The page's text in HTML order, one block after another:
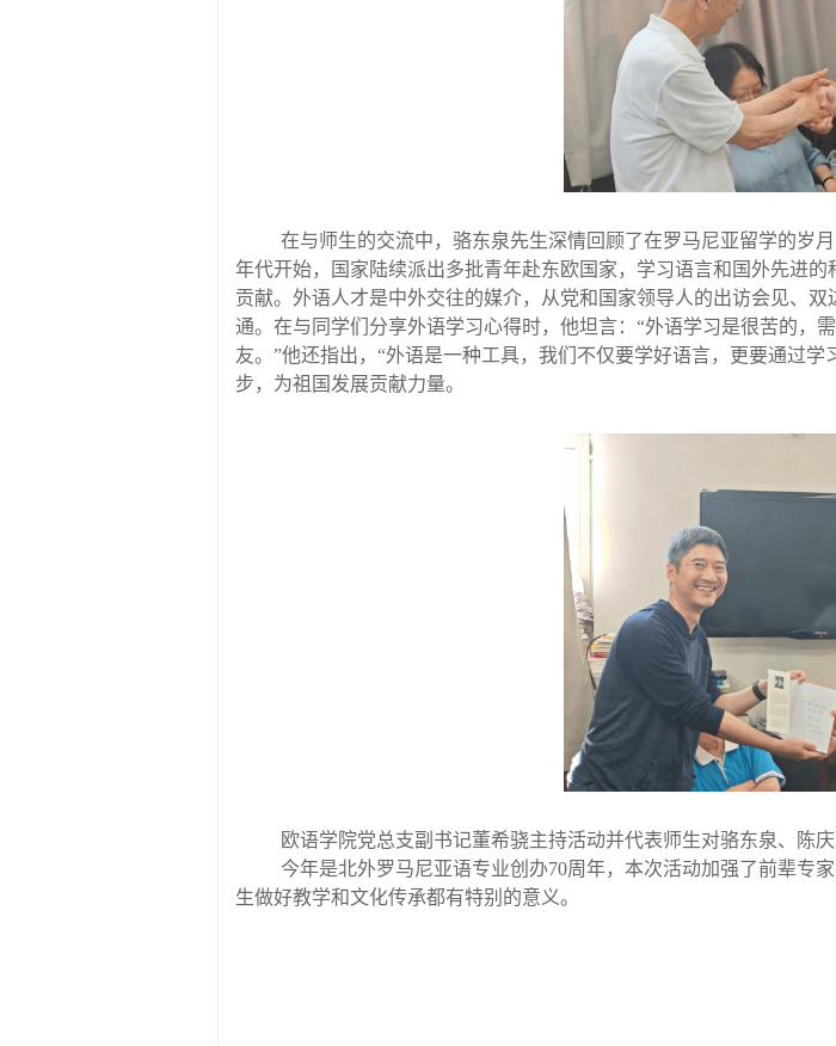
在与师生的交流中，骆东泉先生深情回顾了在罗马尼亚留学的岁
年代开始，国家陆续派出多批青年赴东欧国家，学习语言和国外先进
贡献。外语人才是中外交往的媒介，从党和国家领导人的出访会见、
通。在与同学们分享外语学习心得时，他坦言：“外语学习是很苦的，
友。”他还指出，“外语是一种工具，我们不仅要学好语言，更要通过
步，为祖国发展贡献力量。
欧语学院党总支副书记董希骁主持活动并代表师生对骆东泉、陈
今年是北外罗马尼亚语专业创办70周年，本次活动加强了前辈专
生做好教学和文化传承都有特别的意义。